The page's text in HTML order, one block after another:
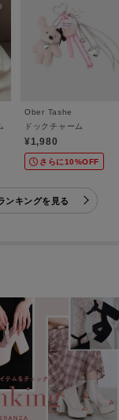
Ober Tashe
ドックチャーム
¥1,980
さらに10%OFF
ンキングを見る